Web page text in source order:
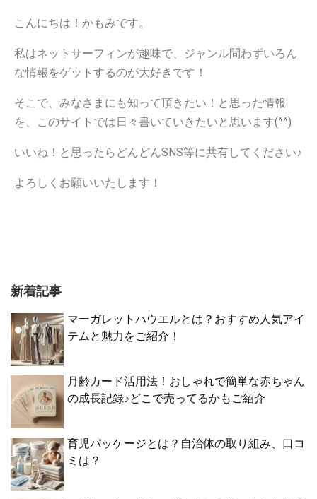
こんにちは！かもみです。
私はネットサーフィンが趣味で、ジャンル問わずいろん
な情報をゲットするのが大好きです！
そこで、みなさまにも知って頂きたい！と思った情報
を、このサイトでは日々書いていきたいと思います(^^)
いいね！と思ったらどんどんSNS等に共有してください♪
よろしくお願いいたします！
新着記事
マーガレットハウエルとは？おすすめ人気アイ
テムと魅力をご紹介！
月齢カード活用法！おしゃれで簡単な赤ちゃん
の成長記録♪どこで売ってるかもご紹介
育児パッケージとは？自治体の取り組み、口コ
ミは？